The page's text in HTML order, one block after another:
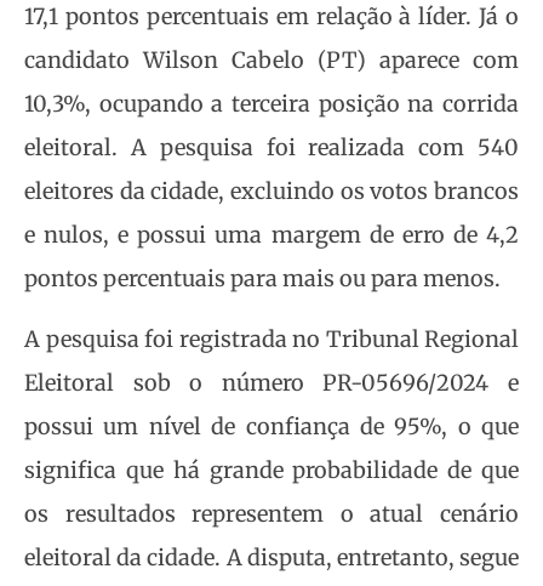
17,1 pontos percentuais em relação à líder. Já o
candidato Wilson Cabelo (PT) aparece com
10,3%, ocupando a terceira posição na corrida
eleitoral. A pesquisa foi realizada com 540
eleitores da cidade, excluindo os votos brancos
e nulos, e possui uma margem de erro de 4,2
pontos percentuais para mais ou para menos.
A pesquisa foi registrada no Tribunal Regional
Eleitoral sob o número PR-05696/2024 e
possui um nível de confiança de 95%, o que
significa que há grande probabilidade de que
os resultados representem o atual cenário
eleitoral da cidade. A disputa, entretanto, segue